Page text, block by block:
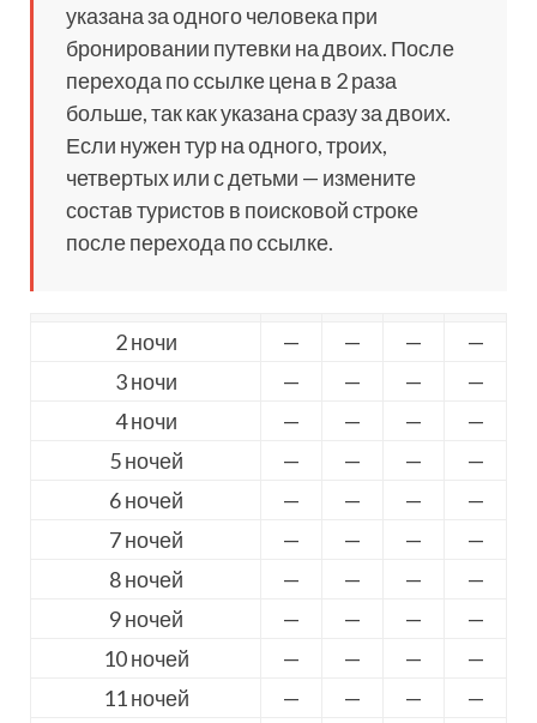
указана за одного человека при
бронировании путевки на двоих. После
перехода по ссылке цена в 2 раза
больше, так как указана сразу за двоих.
Если нужен тур на одного, троих,
четвертых или с детьми — измените
состав туристов в поисковой строке
после перехода по ссылке.
2 ночи — — —
—
3 ночи
— — —
—
4 ночи
— — —
—
5 ночей
— — —
—
6 ночей
— — —
—
7 ночей
— — —
—
8 ночей
— — —
—
9 ночей
— — —
—
10 ночей
— — —
—
11 ночей
— — —
—